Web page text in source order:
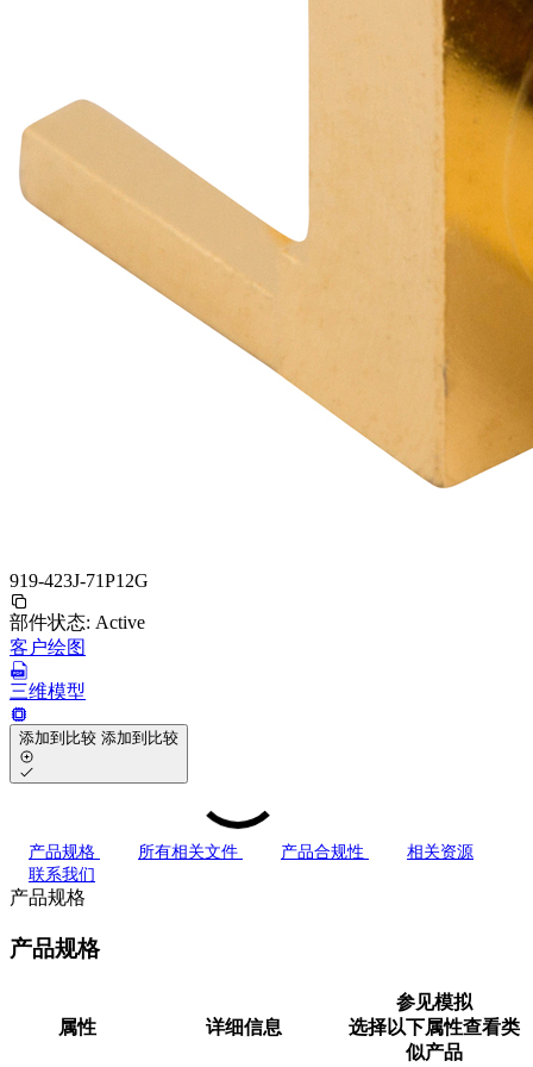
919-423J-71P12G
部件状态: Active
客户绘图
三维模型
添加到比较 添加到比较
产品规格 所有相关文件 产品合规性
相关资源
联系我们
产品规格
产品规格
属性 详细信息
参见模拟
选择以下属性查看类
似产品